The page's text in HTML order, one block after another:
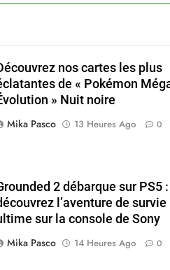
nos cartes les plus
de « Pokémon
» Nuit noire
Mika Pasco
13 Heures Ago 0
2 débarque sur PS5 :
l’aventure de survie
sur la console de Sony
Mika Pasco
14 Heures Ago 0